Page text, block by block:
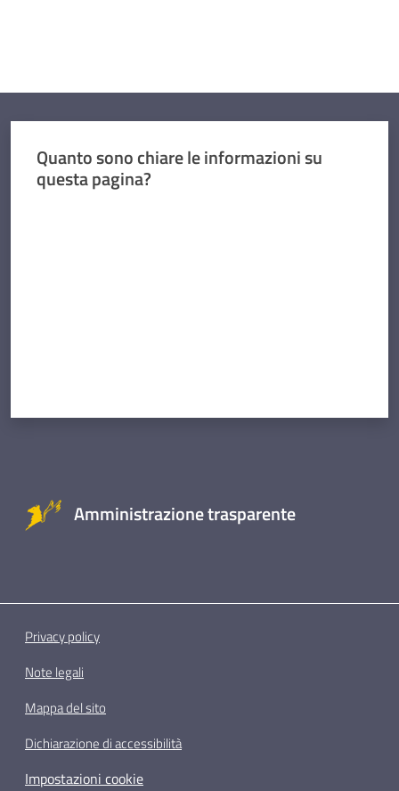
Quanto sono chiare le informazioni su
questa pagina?
Amministrazione trasparente
Privacy policy
Note legali
Mappa del sito
Dichiarazione di accessibilità
Impostazioni cookie